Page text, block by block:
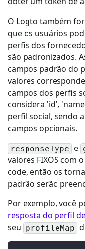
O Logto também
que os usuários
perfis dos
são padronizados.
campos padrão do
valores
campos dos perfis
considera 'id',
perfil social, sendo
campos opcionais.
responseType e
valores FIXOS com
code, então os
padrão serão
Por exemplo, você
resposta do perfil
seu profileMap